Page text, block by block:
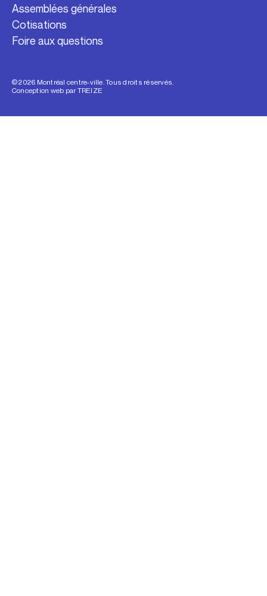
Assemblées générales
Cotisations
Foire aux questions
© 2026 Montréal centre-ville. Tous droits réservés.
Conception web parTREIZE